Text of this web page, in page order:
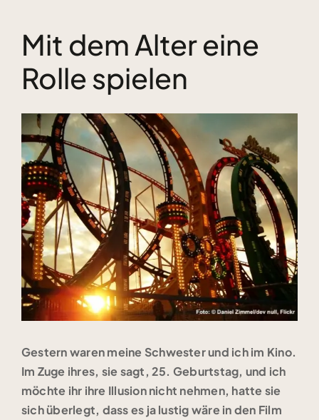
Kundenstimmen
Bücher
Blog & Podcasts
Free Inspiration
Kontakt
Mit dem Alter eine
Rolle spielen
Zeige
grösseres
Bild
Gestern waren meine Schwester und ich im Kino.
Im Zuge ihres, sie sagt, 25. Geburtstag, und ich
möchte ihr ihre Illusion nicht nehmen, hatte sie
sich überlegt, dass es ja lustig wäre in den Film